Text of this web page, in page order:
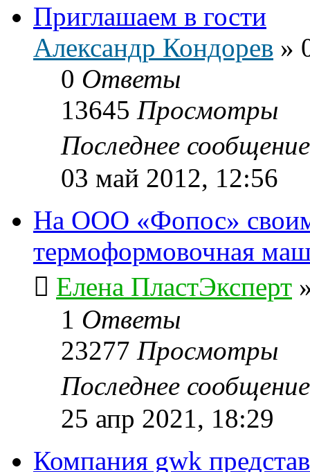
Приглашаем в гости
Александр Кондорев »
0 Ответы
13645 Просмотры
Последнее
03 май 2012, 12:56
На ООО «Фопос»
термоформовочная
Елена ПластЭксперт
1 Ответы
23277 Просмотры
Последнее
25 апр 2021, 18:29
Компания gwk